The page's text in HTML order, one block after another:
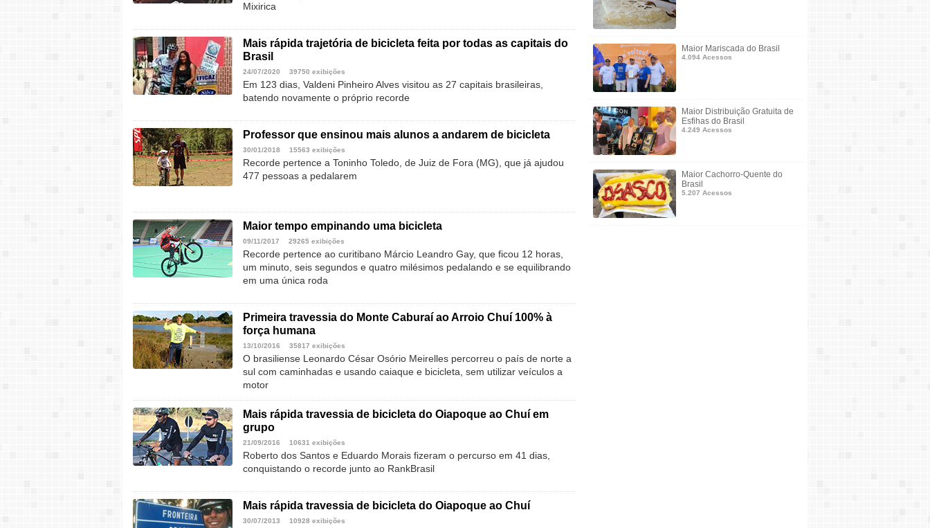
Mixirica
Mais rápida trajetória de bicicleta feita por todas as capitais do
Brasil
24/07/2020 39750 exibições
Em 123 dias, Valdeni Pinheiro Alves visitou as 27 capitais brasileiras,
batendo novamente o próprio recorde
Professor que ensinou mais alunos a andarem de bicicleta
30/01/2018 15563 exibições
Recorde pertence a Toninho Toledo, de Juiz de Fora (MG), que já ajudou
477 pessoas a pedalarem
Maior tempo empinando uma bicicleta
09/11/2017 29265 exibições
Recorde pertence ao curitibano Márcio Leandro Gay, que ficou 12 horas,
um minuto, seis segundos e quatro milésimos pedalando e se equilibrando
em uma única roda
Primeira travessia do Monte Caburaí ao Arroio Chuí 100% à
força humana
13/10/2016 35817 exibições
O brasiliense Leonardo César Osório Meirelles percorreu o país de norte a
sul com caminhadas e usando caiaque e bicicleta, sem utilizar veículos a
motor
Mais rápida travessia de bicicleta do Oiapoque ao Chuí em
grupo
21/09/2016 10631 exibições
Roberto dos Santos e Eduardo Morais fizeram o percurso em 41 dias,
conquistando o recorde junto ao RankBrasil
Mais rápida travessia de bicicleta do Oiapoque ao Chuí
30/07/2013 10928 exibições
Maior Mariscada do Brasil
4.094 Acessos
Maior Distribuição Gratuita de
Esfihas do Brasil
4.249 Acessos
Maior Cachorro-Quente do
Brasil
5.207 Acessos